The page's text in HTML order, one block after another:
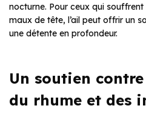
nocturne. Pour ceux qui
maux de tête, l’ail peut offrir un
une détente en profondeur.
Un soutien
du rhume et des